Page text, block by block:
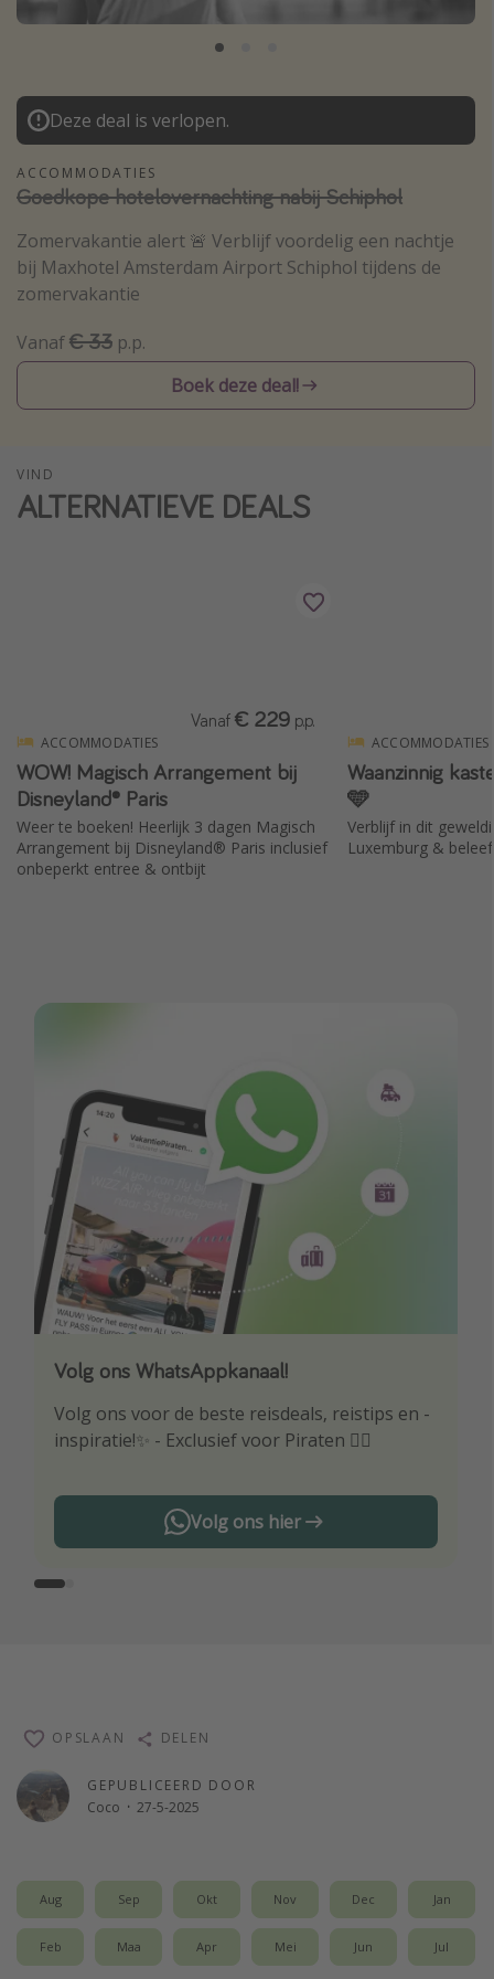
Thailand
Malta
Madeira
Egypte
Bali
Type vakantie
Weekendje weg
Vroegboeker
Single reizen
Reiskalender
25 beste pretparken
Beste keukens ter wereld
Center Parcs
Disneyland Parijs
Deze deal is verlopen.
ACCOMMODATIES
Goedkope hotelovernachting nabij Schiphol
Zomervakantie alert 🚨 Verblijf voordelig een nachtje
bij Maxhotel Amsterdam Airport Schiphol tijdens de
zomervakantie
Vanaf€ 33 p.p.
Boek deze deal!
VIND
ALTERNATIEVE DEALS
ACCOMMODATIES
WOW! Magisch Arrangement bij
Disneyland® Paris
Weer te boeken! Heerlijk 3 dagen Magisch
Arrangement bij Disneyland® Paris inclusief
onbeperkt entree & ontbijt
Vanaf € 229 p.p.
ACCOMMODATIES
Waanzinnig
🩵
Verblijf in dit
Luxemburg &
Volg ons WhatsAppkanaal!
Volg ons voor de beste reisdeals, reistips en -
inspiratie!✨ - Exclusief voor Piraten 🏴‍☠️
Volg ons hier
Download onze app
Wees als eerste op de hoogte van de beste
reisaanbiedingen
GEPUBLICEERD DOOR
Coco · 27-5-2025
OPSLAAN DELEN
Aug Sep Okt Nov Dec Jan
Feb Maa Apr Mei Jun Jul